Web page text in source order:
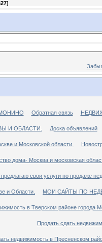
]
Обратная связь
И ОБЛАСТИ. Доска объявлений
и Московской области.
дома- Москва и московская
свои услуги по продаже
и Области. МОИ САЙТЫ ПО
в Тверском районе города
Продать сдать
недвижимость в Пресненском